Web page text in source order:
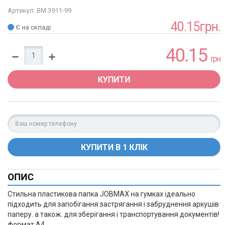
Артикул: BM.3911-99
Є на складі 40.15грн.
40.15 грн.
КУПИТИ
ОПИС
Стильна пластикова папка JOBMAX на гумках ідеально
підходить для запобігання застрягання і забруднення аркушів
паперу. а також. для зберігання і транспортування документів!